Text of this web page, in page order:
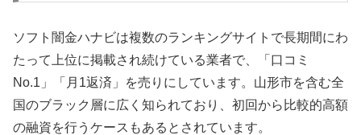
ソフト闇金ハナビは複数のランキングサイトで長期間にわ
たって上位に掲載され続けている業者で、「口コミ
No.1」「月1返済」を売りにしています。山形市を含む全
国のブラック層に広く知られており、初回から比較的高額
の融資を行うケースもあるとされています。